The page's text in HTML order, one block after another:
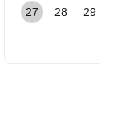
27 28 29